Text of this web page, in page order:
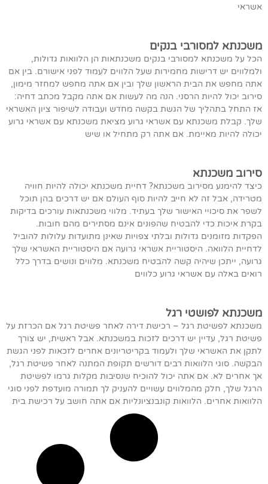
אשראי
משכנתא למסורבי בנקים
הכל על משכנתא למסורבי בנקים משכנתאות הן הלוואות גדולות,
ולמלווים יש דרישות מחמירות שעל הלווים לעמוד לפני אישורם. בין אם
אתה מחפש את הבית הראשון שלך ובין אם אתה מחפש למחזר מימון,
סירוב יכול להיות הרסני. הנה מה לעשות אם אתה מקבל מכתב דחיה:
אז התחל בתהליך של הגשת בקשה מחדש ועבודה לשיפור ציון האשראי
שלך. קבלת משכנתא עם אשראי גרוע מציאת משכנתא עם אשראי גרוע
יכולה להיות מאיימת. אם אתה רק מתחיל או שיש
סירוב משכנתא
כיצד להימנע מסירוב משכנתא? דחיית משכנתא יכולה להיות חוויה
מטרידה, אבל זה לא חייב להיות סוף העולם אם יש דרכים בהן תוכל
לשפר את סיכויי האישור שלך בעתיד. מלווי משכנתאות עורכים בדיקות
בקרת איכות כדי להבטיח שהפונים אינם מסתירים מהם חובות.
הפקדות מזומנים גדולות ובלתי צפויות שאינן מתועדות עלולות להוביל
לדחיית הלוואה. היסטוריית אשראי גרועה אם היסטוריית האשראי שלך
גרועה, ייתכן שיהיה קשה להבטיח משכנתא. מלווים ונושים בדרך כלל
רואים באלה עם אשראי גרוע כלווים
משכנתא לפושטי רגל
משכנתא לפשיטת רגל – רכישת דירה לאחר פשיטת רגל אם הכרזת על
פשיטת רגל, עדיין יש דרכים לזכות במשכנתא. אבל ראשית, יש צורך
לתקן את האשראי שלך ולעמוד בקריטריונים אחרים לזכאות לפני הגשת
הבקשה. סוגי הלוואות רבים דורשים תקופת המתנה לאחר פשיטת רגל,
אך אחרים לא. אם אתה יכול להוכיח שנסיבות מקלות גרמו לפשיטת
הרגל שלך, חלק מהמלווים עשויים להעניק לך תמורה מועדפת לפני סוגי
הלוואות אחרים. הלוואות קונבנציונליות אם אתה חושב על רכישת בית